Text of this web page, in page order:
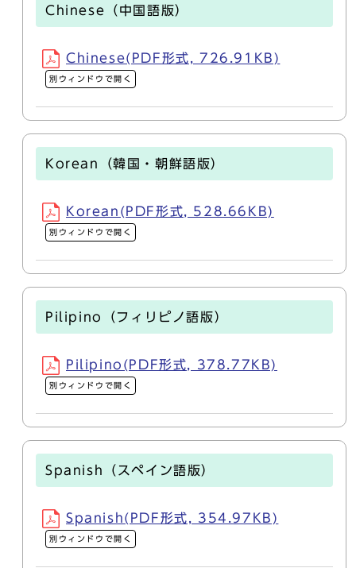
Chinese（中国語版）
Chinese(PDF形式, 726.91KB)
別ウィンドウで開く
Korean（韓国・朝鮮語版）
Korean(PDF形式, 528.66KB)
別ウィンドウで開く
Pilipino（フィリピノ語版）
Pilipino(PDF形式, 378.77KB)
別ウィンドウで開く
Spanish（スペイン語版）
Spanish(PDF形式, 354.97KB)
別ウィンドウで開く